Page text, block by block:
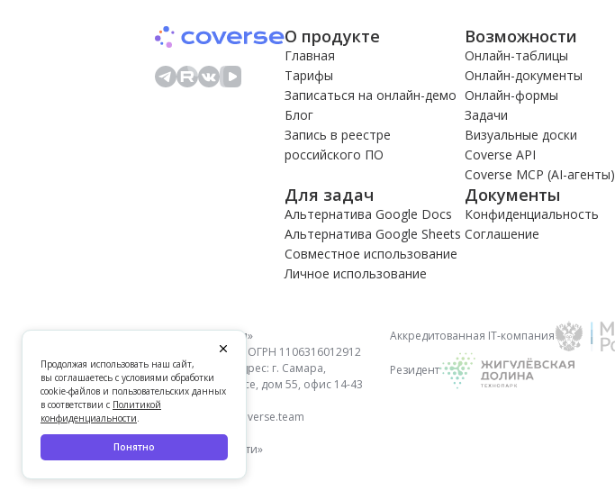
О продукте
Главная
Тарифы
Записаться на онлайн-демо
Блог
Запись в реестре
российского ПО
Возможности
Онлайн-таблицы
Онлайн-документы
Онлайн-формы
Задачи
Визуальные доски
Coverse API
Coverse MCP (AI-агенты)
Для задач
Альтернатива Google Docs
Альтернатива Google Sheets
Совместное использование
Личное использование
Документы
Конфиденциальность
Соглашение
ООО «Риверсити»
ИНН 6316157760 ОГРН 1106316012912
Юридический адрес: г. Самара,
Московское шоссе, дом 55, офис 14-43
contact@coverse.team
© 2026 «Риверсити»
Аккредитованная IT-компания
Резидент
Продолжая использовать наш сайт,
вы соглашаетесь с условиями обработки
cookie-файлов и пользовательских данных
в соответствии с Политикой
конфиденциальности.
Понятно